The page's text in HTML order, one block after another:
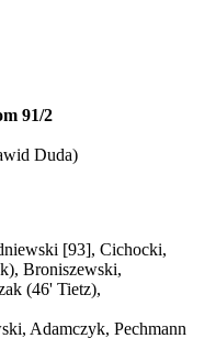
91/2
Duda)
[93], Cichocki,
Broniszewski,
(46' Tietz),
Adamczyk, Pechmann